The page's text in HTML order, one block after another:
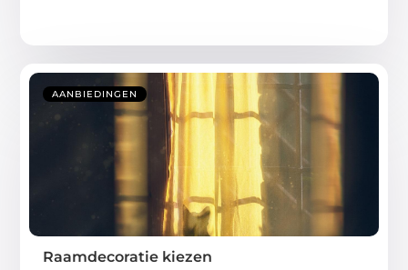
AANBIEDINGEN
Raamdecoratie kiezen